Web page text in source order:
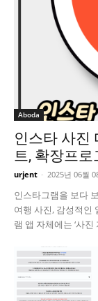
Aboda
인스타 사진
트, 확장프
urjent - 2025년 06월
인스타그램을 보다
여행 사진, 감성적인
램 앱 자체에는 ‘사진